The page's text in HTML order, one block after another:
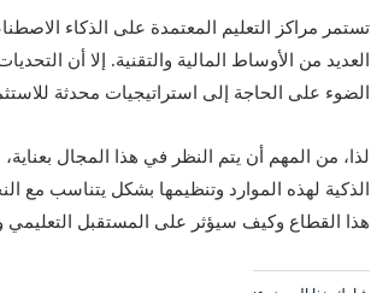
تستمر مراكز التعليم المعتمدة على الذكاء
العديد من الأوساط المالية والتقنية. إلا أن
الضوء على الحاجة إلى استراتيجيات محدثة
لذا، من المهم أن يتم النظر في هذا المجال
الذكية لهذه الموارد وتنظيمها بشكل يتناسب مع
هذا القطاع وكيف سيؤثر على المستقبل التعليمي